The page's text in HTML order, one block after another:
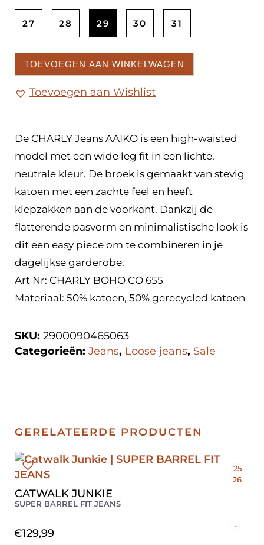
27 28 29 30 31
TOEVOEGEN AAN WINKELWAGEN
Toevoegen aan Wishlist
De CHARLY Jeans AAIKO is een high-waisted
model met een wide leg fit in een lichte,
neutrale kleur. De broek is gemaakt van stevig
katoen met een zachte feel en heeft
klepzakken aan de voorkant. Dankzij de
flatterende pasvorm en minimalistische look is
dit een easy piece om te combineren in je
dagelijkse garderobe.
Art Nr: CHARLY BOHO CO 655
Materiaal: 50% katoen, 50% gerecycled katoen
SKU: 2900090465063
Categorieën: Jeans, Loose jeans, Sale
GERELATEERDE PRODUCTEN
CATWALK JUNKIE
SUPER BARREL FIT JEANS
€129,99
25
26
...